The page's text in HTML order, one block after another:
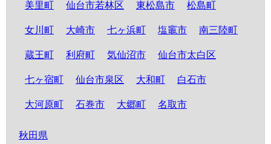
美里町 仙台市若林区 東松島市 松島町
女川町 大崎市 七ヶ浜町 塩竈市 南三陸町
蔵王町 利府町 気仙沼市 仙台市太白区
七ヶ宿町 仙台市泉区 大和町 白石市
大河原町 石巻市 大郷町 名取市
秋田県